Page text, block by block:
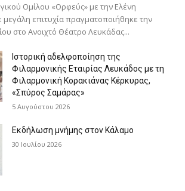
Ομίλου «Ορφεύς» με την Ελένη
επιτυχία πραγματοποιήθηκε την
στο Ανοιχτό Θέατρο Λευκάδας...
Ιστορική αδελφοποίηση της
Φιλαρμονικής Εταιρίας Λευκάδος με τη
Φιλαρμονική Κορακιάνας Κέρκυρας,
«Σπύρος Σαμάρας»
5 Αυγούστου 2026
Εκδήλωση μνήμης στον Κάλαμο
30 Ιουλίου 2026